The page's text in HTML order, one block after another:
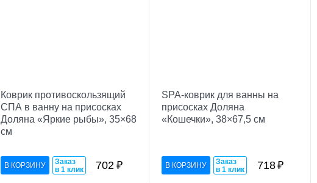
Коврик противоскользящий
СПА в ванну на присосках
Доляна «Яркие рыбы», 35×68
см
Заказ
в 1 клик
702₽
SPA-коврик для ванны на
присосках Доляна
«Кошечки», 38×67,5 см
Заказ
в 1 клик
718₽